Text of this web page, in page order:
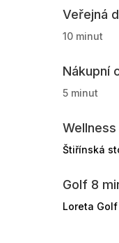
Veřejná
10 minut
Nákupní
5 minut
Štiřínská
Golf 8
Loreta